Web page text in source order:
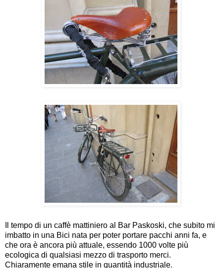
Il tempo di un caffè mattiniero al Bar Paskoski, che subito mi
imbatto in una Bici nata per poter portare pacchi anni fa, e
che ora è ancora più attuale, essendo 1000 volte più
ecologica di qualsiasi mezzo di trasporto merci.
Chiaramente emana stile in quantità industriale.